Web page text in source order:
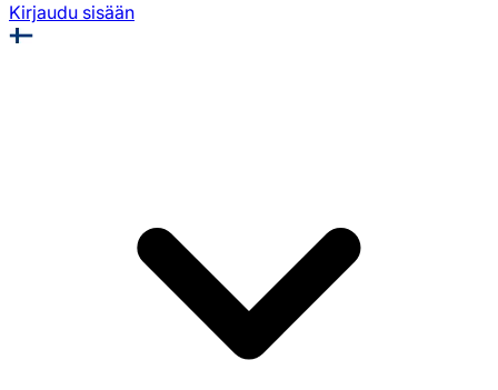
Kirjaudu sisään